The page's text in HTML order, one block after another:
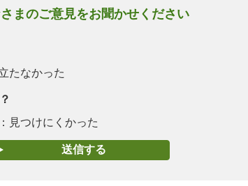
まのご意見をお聞かせください
たなかった
見つけにくかった